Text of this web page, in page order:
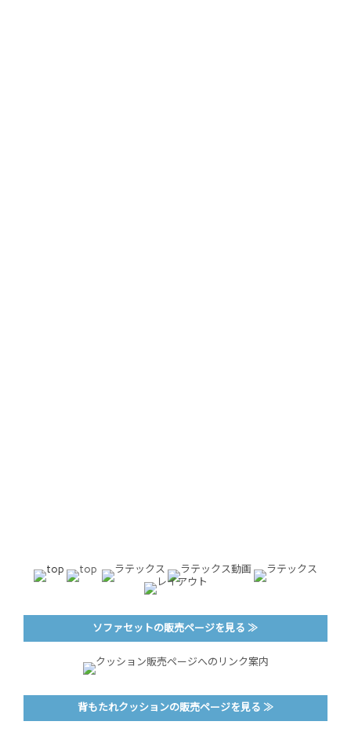
ソファセットの販売ページを見る ≫
背もたれクッションの販売ページを見る ≫